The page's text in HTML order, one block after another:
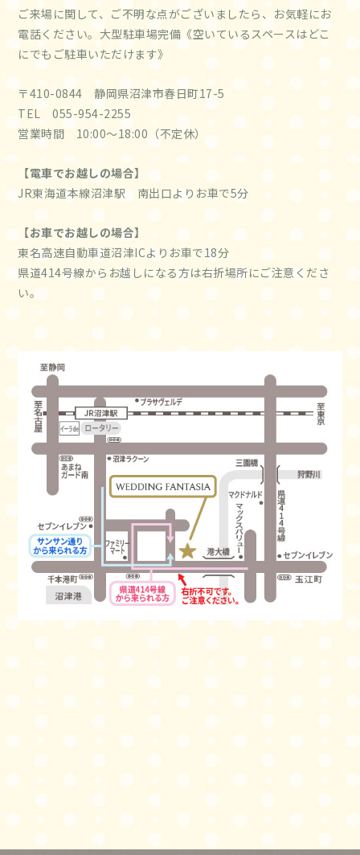
ご来場に関して、ご不明な点がございましたら、お気軽にお
電話ください。大型駐車場完備《空いているスペースはどこ
にでもご駐車いただけます》
〒410-0844 静岡県沼津市春日町17-5
TEL 055-954-2255
営業時間 10:00～18:00（不定休）
【電車でお越しの場合】
JR東海道本線沼津駅 南出口よりお車で5分
【お車でお越しの場合】
東名高速自動車道沼津ICよりお車で18分
県道414号線からお越しになる方は右折場所にご注意くださ
い。